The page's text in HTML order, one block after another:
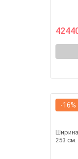
Ширина
253 см.
-16%